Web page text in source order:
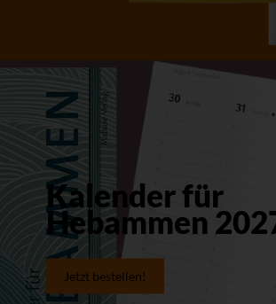
Kalender für
Hebammen
Jetzt bestellen!